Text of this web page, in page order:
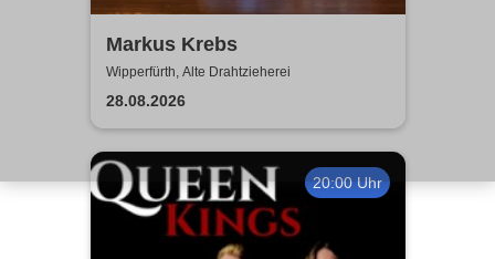
Markus Krebs
Wipperfürth, Alte Drahtzieherei
28.08.2026
20:00 Uhr